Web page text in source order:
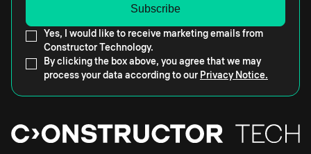
Yes, I would like to receive marketing emails from
Constructor Technology.
By clicking the box above, you agree that we may
process your data according to our Privacy Notice.